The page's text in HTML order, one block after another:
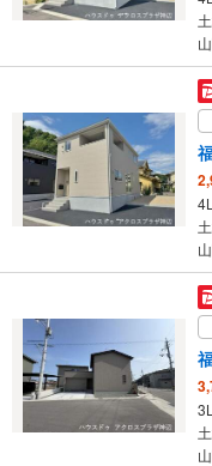
条
イ
ペ
ー
ジ
に
存
る